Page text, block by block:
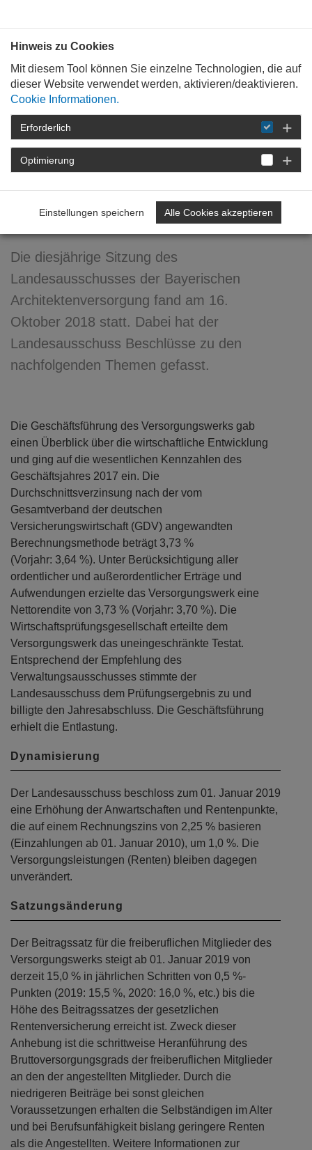
STARTSEITE DETAIL
Gremiensitzung der BAV
2018
Die diesjährige Sitzung des
Landesausschusses der Bayerischen
Architektenversorgung fand am 16.
Oktober 2018 statt. Dabei hat der
Landesausschuss Beschlüsse zu den
nachfolgenden Themen gefasst.
Die Geschäftsführung des Versorgungswerks gab
einen Überblick über die wirtschaftliche Entwicklung
und ging auf die wesentlichen Kennzahlen des
Geschäftsjahres 2017 ein. Die
Durchschnittsverzinsung nach der vom
Gesamtverband der deutschen
Versicherungswirtschaft (GDV) angewandten
Berechnungsmethode beträgt 3,73 %
(Vorjahr: 3,64 %). Unter Berücksichtigung aller
ordentlicher und außerordentlicher Erträge und
Aufwendungen erzielte das Versorgungswerk eine
Nettorendite von 3,73 % (Vorjahr: 3,70 %). Die
Wirtschaftsprüfungsgesellschaft erteilte dem
Versorgungswerk das uneingeschränkte Testat.
Entsprechend der Empfehlung des
Verwaltungsausschusses stimmte der
Landesausschuss dem Prüfungsergebnis zu und
billigte den Jahresabschluss. Die Geschäftsführung
erhielt die Entlastung.
Dynamisierung
Der Landesausschuss beschloss zum 01. Januar 2019
eine Erhöhung der Anwartschaften und Rentenpunkte,
die auf einem Rechnungszins von 2,25 % basieren
(Einzahlungen ab 01. Januar 2010), um 1,0 %. Die
Versorgungsleistungen (Renten) bleiben dagegen
unverändert.
Satzungsänderung
Der Beitragssatz für die freiberuflichen Mitglieder des
Versorgungswerks steigt ab 01. Januar 2019 von
derzeit 15,0 % in jährlichen Schritten von 0,5 %-
Punkten (2019: 15,5 %, 2020: 16,0 %, etc.) bis die
Höhe des Beitragssatzes der gesetzlichen
Rentenversicherung erreicht ist. Zweck dieser
Anhebung ist die schrittweise Heranführung des
Bruttoversorgungsgrads der freiberuflichen Mitglieder
an den der angestellten Mitglieder. Durch die
niedrigeren Beiträge bei sonst gleichen
Voraussetzungen erhalten die Selbständigen im Alter
und bei Berufsunfähigkeit bislang geringere Renten
als die Angestellten. Weitere Informationen zur
Hinweis zu Cookies
Mit diesem Tool können Sie einzelne Technologien, die auf
dieser Website verwendet werden, aktivieren/deaktivieren.
Cookie Informationen.
Erforderlich
Optimierung
Einstellungen speichern Alle Cookies akzeptieren